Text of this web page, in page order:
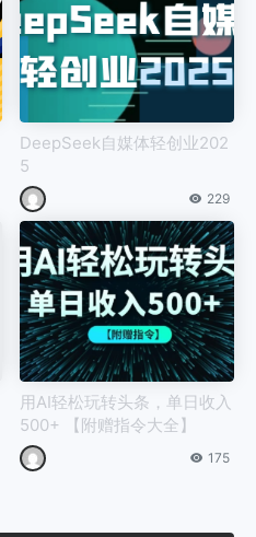
DeepSeek自媒体轻创业202
5
229
用AI轻松玩转头条，单日收入
500+ 【附赠指令大全】
175